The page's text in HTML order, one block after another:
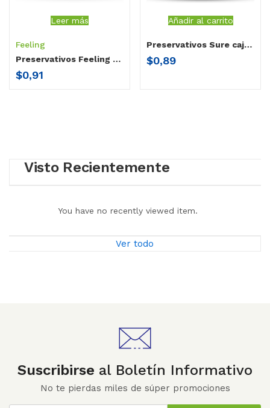
Leer más
Feeling
Preservativos Feeling Natural
$0,91
Añadir al carrito
Preservativos Sure caja x 4 unidades
$0,89
Visto Recientemente
You have no recently viewed item.
Ver todo
Suscribirse al Boletín Informativo
No te pierdas miles de súper promociones